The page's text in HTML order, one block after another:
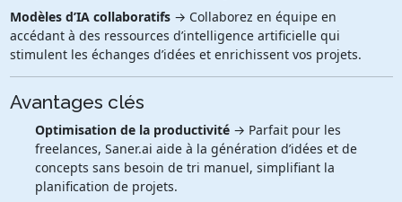
Modèles d’IA collaboratifs→ Collaborez en équipe en
accédant à des ressources d’intelligence artificielle qui
stimulent les échanges d’idées et enrichissent vos projets.
Avantages clés
Optimisation de la productivité→ Parfait pour les
freelances, Saner.ai aide à la génération d’idées et de
concepts sans besoin de tri manuel, simplifiant la
planification de projets.